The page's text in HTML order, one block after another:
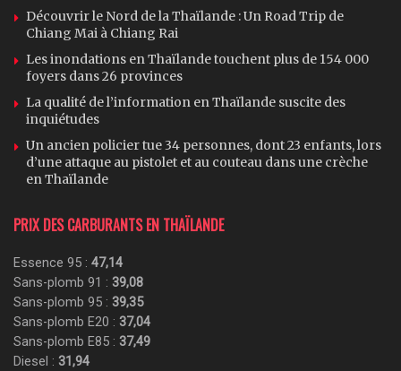
Découvrir le Nord de la Thaïlande : Un Road Trip de
Chiang Mai à Chiang Rai
Les inondations en Thaïlande touchent plus de 154 000
foyers dans 26 provinces
La qualité de l’information en Thaïlande suscite des
inquiétudes
Un ancien policier tue 34 personnes, dont 23 enfants, lors
d’une attaque au pistolet et au couteau dans une crèche
en Thaïlande
PRIX DES CARBURANTS EN THAÏLANDE
Essence 95 : 47,14
Sans-plomb 91 : 39,08
Sans-plomb 95 : 39,35
Sans-plomb E20 : 37,04
Sans-plomb E85 : 37,49
Diesel : 31,94